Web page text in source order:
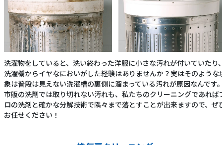
洗濯物をしていると、洗い終わった洋服に小さな汚れが付いていたり
洗濯機からイヤなにおいがした経験はありませんか？実はそのような
象は普段は見えない洗濯槽の裏側に溜まっている汚れが原因なんです
市販の洗剤では取り切れない汚れも、私たちのクリーニングであれば
ロの洗剤と確かな分解技術で隅々まで落とすことが出来ますので、ぜ
お任せください！